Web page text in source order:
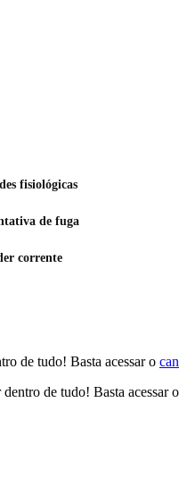
fisiológicas
de fuga
corrente
de tudo! Basta acessar o
de tudo! Basta acessar o